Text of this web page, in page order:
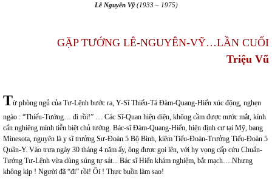
Lê Nguyên Vỹ(1933 – 1975)
GẶP TƯỚNG LÊ-NGUYÊN-VỸ…LẦN CUỐI
Triệu Vũ
Từ phòng ngủ của Tư-Lệnh bước ra, Y-Sĩ Thiếu-Tá Đàm-Quang-Hiển xúc động, nghẹn
ngào : “Thiếu-Tướng… đi rồi!” … Các Sĩ-Quan hiện diện, không cầm được nước mắt, kính
cẩn nghiêng mình tiễn biệt chủ tướng. Bác-sĩ Đàm-Quang-Hiển, hiện định cư tại Mỹ, bang
Minesota, nguyên là y sĩ trưởng Sư-Đoàn 5 Bộ Binh, kiêm Tiểu-Đoàn-Trưởng Tiểu-Đoàn 5
Quân-Y. Vào trưa ngày 30 tháng 4 năm ấy, ông được gọi lên, với hy vọng cấp cứu Chuẩn-
Tướng Tư-Lệnh vừa dùng súng tự sát... Bác sĩ Hiển khám nghiệm, bắt mạch….Nhưng
không kịp ! Người đã “đi” rồi! Ôi ! Thực buồn làm sao!